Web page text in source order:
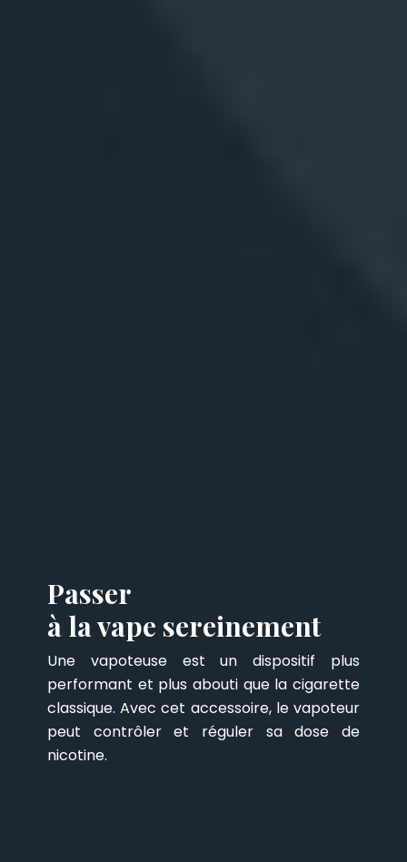
Passer
à la vape sereinement
Une vapoteuse est un dispositif plus
performant et plus abouti que la cigarette
classique. Avec cet accessoire, le vapoteur
peut contrôler et réguler sa dose de
nicotine.